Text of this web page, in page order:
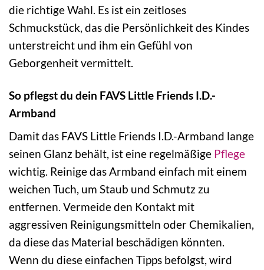
die richtige Wahl. Es ist ein zeitloses
Schmuckstück, das die Persönlichkeit des Kindes
unterstreicht und ihm ein Gefühl von
Geborgenheit vermittelt.
So pflegst du dein FAVS Little Friends I.D.-
Armband
Damit das FAVS Little Friends I.D.-Armband lange
seinen Glanz behält, ist eine regelmäßige Pflege
wichtig. Reinige das Armband einfach mit einem
weichen Tuch, um Staub und Schmutz zu
entfernen. Vermeide den Kontakt mit
aggressiven Reinigungsmitteln oder Chemikalien,
da diese das Material beschädigen könnten.
Wenn du diese einfachen Tipps befolgst, wird